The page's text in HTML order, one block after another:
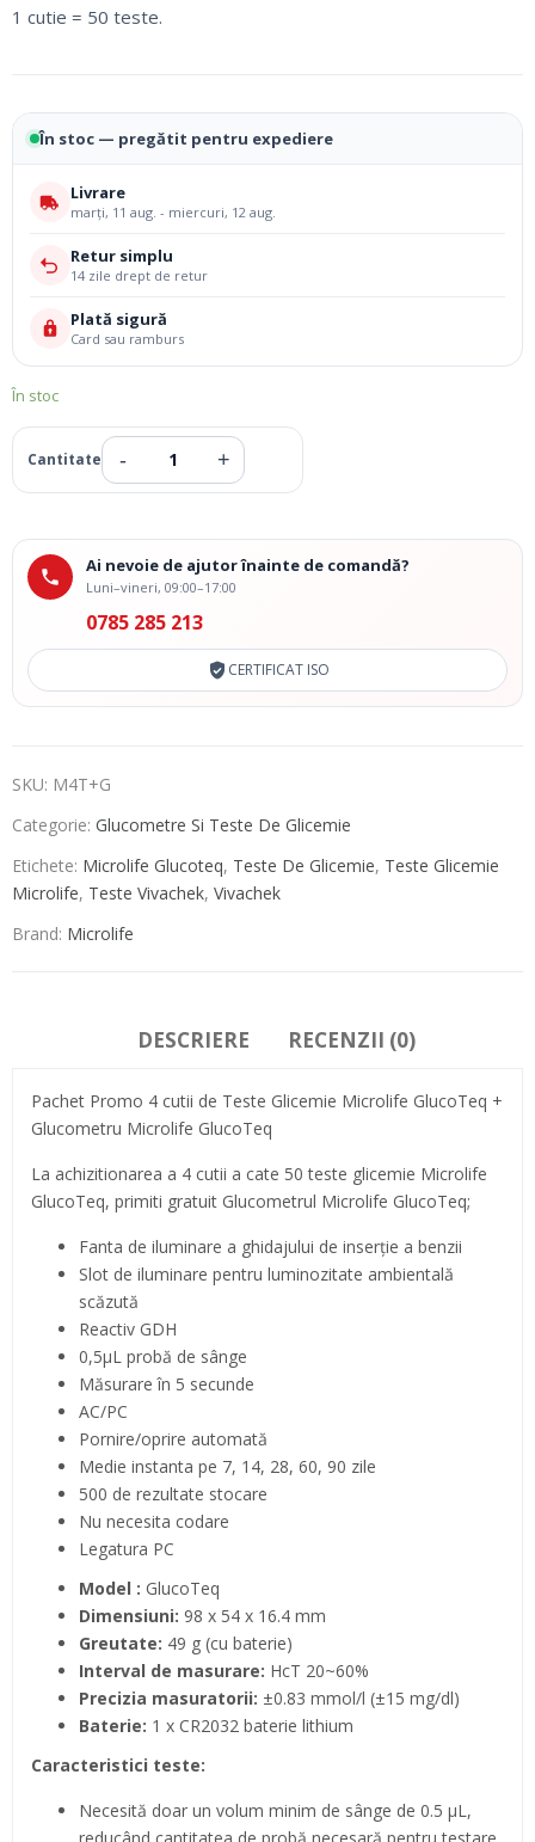
1 cutie = 50 teste.
În stoc — pregătit pentru expediere
Livrare
marți, 11 aug. - miercuri, 12 aug.
Retur simplu
14 zile drept de retur
Plată sigură
Card sau ramburs
În stoc
Ai nevoie de ajutor înainte de comandă?
Luni–vineri, 09:00–17:00
0785 285 213
CERTIFICAT ISO
SKU: M4T+G
Categorie: Glucometre Si Teste De Glicemie
Etichete: Microlife Glucoteq, Teste De Glicemie, Teste Glicemie
Microlife, Teste Vivachek, Vivachek
Brand: Microlife
DESCRIERE RECENZII (0)
Pachet Promo 4 cutii de Teste Glicemie Microlife GlucoTeq +
Glucometru Microlife GlucoTeq
La achizitionarea a 4 cutii a cate 50 teste glicemie Microlife
GlucoTeq, primiti gratuit Glucometrul Microlife GlucoTeq;
Fanta de iluminare a ghidajului de inserție a benzii
Slot de iluminare pentru luminozitate ambientală
scăzută
Reactiv GDH
0,5μL probă de sânge
Măsurare în 5 secunde
AC/PC
Pornire/oprire automată
Medie instanta pe 7, 14, 28, 60, 90 zile
500 de rezultate stocare
Nu necesita codare
Legatura PC
Model : GlucoTeq
Dimensiuni: 98 x 54 x 16.4 mm
Greutate: 49 g (cu baterie)
Interval de masurare: HcT 20~60%
Precizia masuratorii: ±0.83 mmol/l (±15 mg/dl)
Baterie: 1 x CR2032 baterie lithium
Caracteristici teste:
Necesită doar un volum minim de sânge de 0.5 μL,